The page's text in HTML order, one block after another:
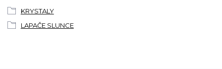
KRYSTALY
LAPAČE SLUNCE